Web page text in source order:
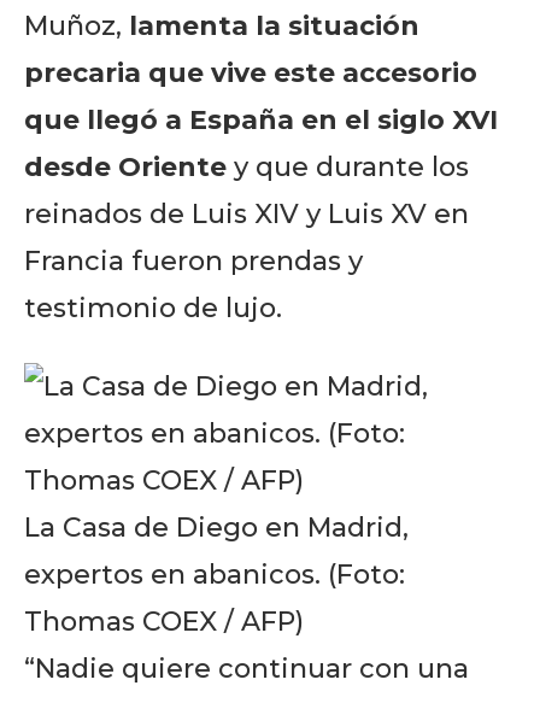
Muñoz, lamenta la situación
precaria que vive este accesorio
que llegó a España en el siglo XVI
desde Oriente y que durante los
reinados de Luis XIV y Luis XV en
Francia fueron prendas y
testimonio de lujo.
La Casa de Diego en Madrid,
expertos en abanicos. (Foto:
Thomas COEX / AFP)
“Nadie quiere continuar con una